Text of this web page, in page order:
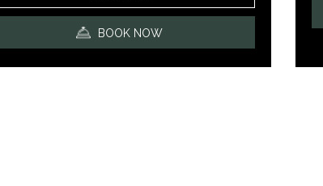
BOOK NOW